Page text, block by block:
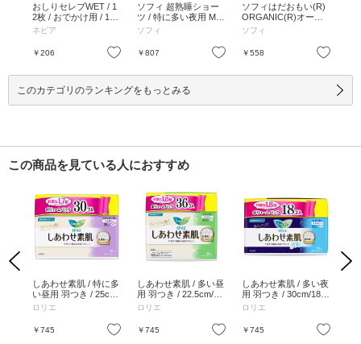
お気に入り
おしりセレブWET / 1
2枚 / おでかけ用 / 12
枚
ネピア
￥206 お気に入り
ソフィ 超熟睡ショー
ツ / 特に多い夜用 M～
Lサイズ / 5枚 / 特に多
枚
ソフィ
￥807 お気に入り
ソフィはだおもい(R)
ORGANIC(R)オーガ
ニックコットン / 特に
15コ入 / 特に多い昼用
羽つき23cm / 15コ入
ソフィ
￥558
このカテゴリのランキングをもっとみる
この商品を見ている人におすすめ
Previous
お気に入り
しあわせ素肌 / 特に多
い昼用 羽つき / 25cm/
30個(ボリュームパッ
ロリエ
￥745 お気に入り
しあわせ素肌 / 多い昼
用 羽つき / 22.5cm/36
個(ボリュームパック)
ロリエ
￥745 お気に入り
しあわせ素肌 / 多い夜
用 羽つき / 30cm/18個
(ボリュームパック)
ロリエ
￥745
Next